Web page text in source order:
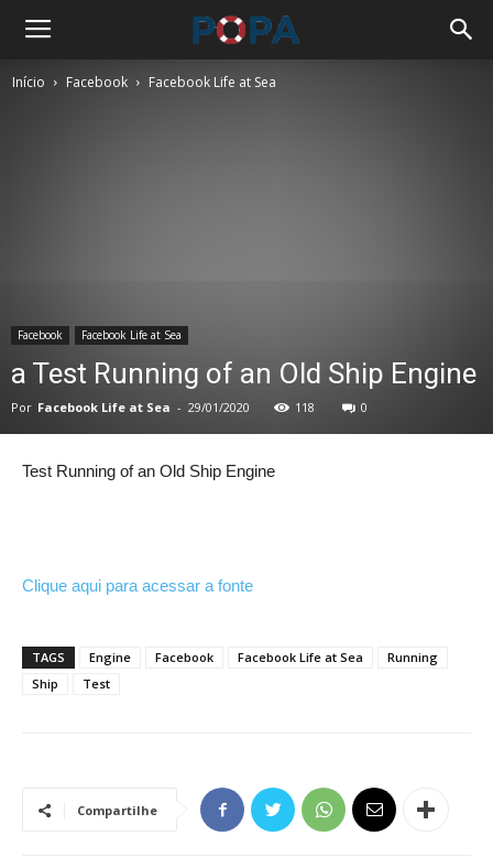
Início Facebook Facebook Life at Sea
Facebook Facebook Life at Sea
a Test Running of an Old Ship Engine
Por Facebook Life at Sea - 29/01/2020 118 0
Test Running of an Old Ship Engine
Clique aqui para acessar a fonte
TAGS Engine Facebook Facebook Life at Sea
Running
Ship
Test
Compartilhe